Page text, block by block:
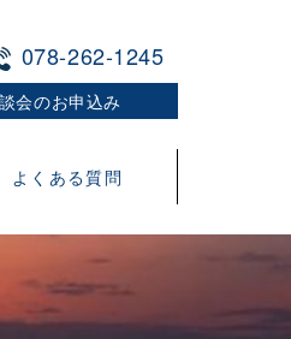
078-262-1245
会のお申込み
よくある質問